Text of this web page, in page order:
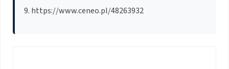
https://www.ceneo.pl/48263932